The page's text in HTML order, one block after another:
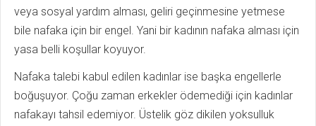
veya sosyal yardım alması, geliri geçinmesine yetmese
bile nafaka için bir engel. Yani bir kadının nafaka alması için
yasa belli koşullar koyuyor.
Nafaka talebi kabul edilen kadınlar ise başka engellerle
boğuşuyor. Çoğu zaman erkekler ödemediği için kadınlar
nafakayı tahsil edemiyor. Üstelik göz dikilen yoksulluk